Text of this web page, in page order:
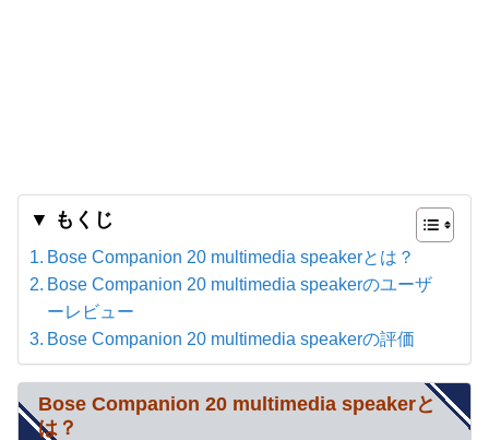
▼ もくじ
Bose Companion 20 multimedia speakerとは？
Bose Companion 20 multimedia speakerのユーザ
ーレビュー
Bose Companion 20 multimedia speakerの評価
Bose Companion 20 multimedia speakerと
は？